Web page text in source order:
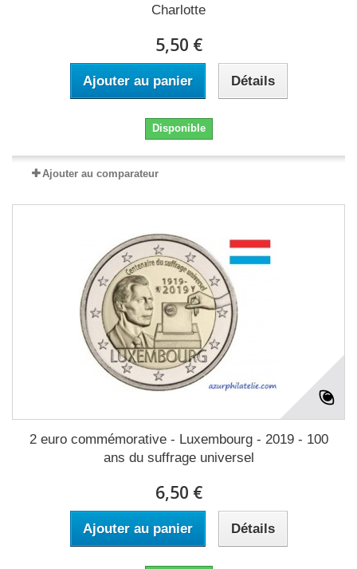
Charlotte
5,50 €
Ajouter au panier Détails
Disponible
Ajouter au comparateur
2 euro commémorative - Luxembourg - 2019 - 100
ans du suffrage universel
6,50 €
Ajouter au panier Détails